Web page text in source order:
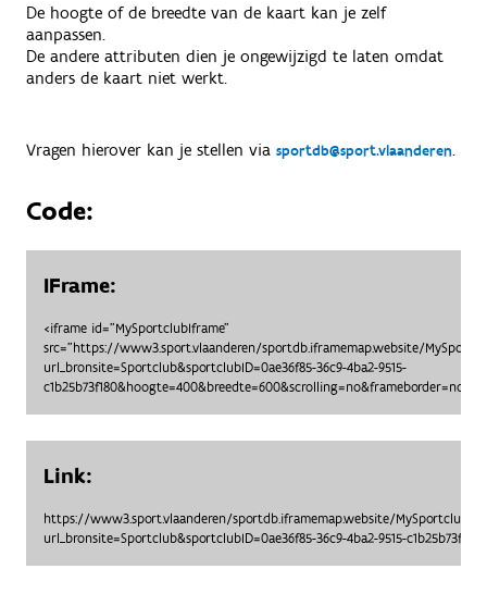
De hoogte of de breedte van de kaart kan je zelf
aanpassen.
De andere attributen dien je ongewijzigd te laten omdat
anders de kaart niet werkt.
Vragen hierover kan je stellen via sportdb@sport.vlaanderen.
Code:
IFrame:
<iframe id="MySportclubIframe"
src="https://www3.sport.vlaanderen/sportdb.iframemap.website/
url_bronsite=Sportclub&sportclubID=0ae36f85-36c9-4ba2-9515-
c1b25b73f180&hoogte=400&breedte=600&scrolling=no&frameborder=no">
Link:
https://www3.sport.vlaanderen/sportdb.iframemap.website/
url_bronsite=Sportclub&sportclubID=0ae36f85-36c9-4ba2-9515-